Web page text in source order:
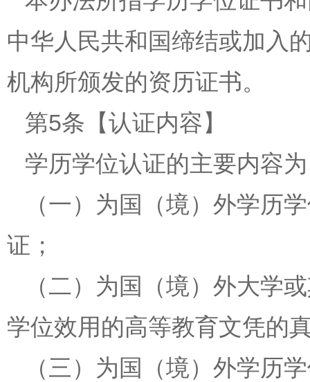
中华人民共和国缔结或加入
机构所颁发的资历证书。
第5条【认证内容】
学历学位认证的主要内容
（一）为国（境）外学历
证；
（二）为国（境）外大学
学位效用的高等教育文凭的
（三）为国（境）外学历